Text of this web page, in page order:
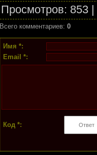
Просмотров: 853 |
Всего комментариев: 0
Имя *:
Email *:
Код *: